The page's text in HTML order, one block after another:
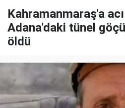
Kahramanmaraş'a
Adana'daki tünel
öldü